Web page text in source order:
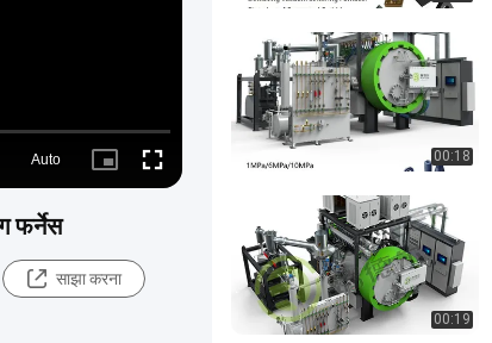
Auto
Picture- Fullscreen
फर्नेस
साझा करना
00:18
00:19